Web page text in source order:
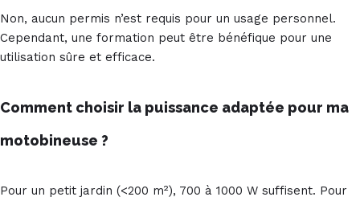
Non, aucun permis n’est requis pour un usage personnel.
Cependant, une formation peut être bénéfique pour une
utilisation sûre et efficace.
Comment choisir la puissance adaptée pour ma
motobineuse ?
Pour un petit jardin (<200 m²), 700 à 1000 W suffisent. Pour